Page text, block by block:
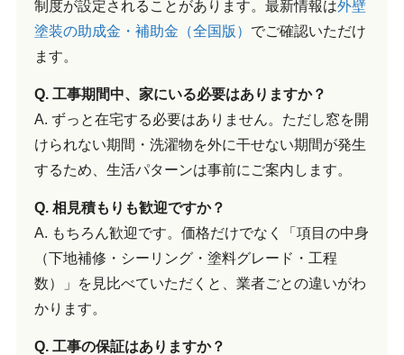
制度が設定されることがあります。最新情報は外壁
塗装の助成金・補助金（全国版） でご確認いただけ
ます。
Q. 工事期間中、家にいる必要はありますか？
A. ずっと在宅する必要はありません。ただし窓を開
けられない期間・洗濯物を外に干せない期間が発生
するため、生活パターンは事前にご案内します。
Q. 相見積もりも歓迎ですか？
A. もちろん歓迎です。価格だけでなく「項目の中身
（下地補修・シーリング・塗料グレード・工程
数）」を見比べていただくと、業者ごとの違いがわ
かります。
Q. 工事の保証はありますか？